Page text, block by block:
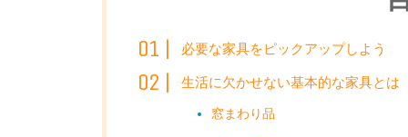
必要な家具をピックアップしよう
生活に欠かせない基本的な家具とは
窓まわり品